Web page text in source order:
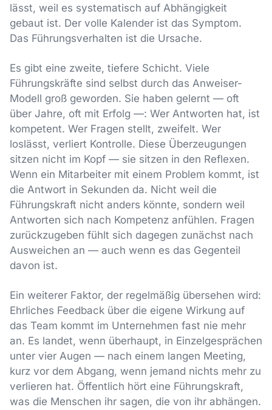
lässt, weil es systematisch auf Abhängigkeit
gebaut ist. Der volle Kalender ist das Symptom.
Das Führungsverhalten ist die Ursache.
Es gibt eine zweite, tiefere Schicht. Viele
Führungskräfte sind selbst durch das Anweiser-
Modell groß geworden. Sie haben gelernt — oft
über Jahre, oft mit Erfolg —: Wer Antworten hat, ist
kompetent. Wer Fragen stellt, zweifelt. Wer
loslässt, verliert Kontrolle. Diese Überzeugungen
sitzen nicht im Kopf — sie sitzen in den Reflexen.
Wenn ein Mitarbeiter mit einem Problem kommt, ist
die Antwort in Sekunden da. Nicht weil die
Führungskraft nicht anders könnte, sondern weil
Antworten sich nach Kompetenz anfühlen. Fragen
zurückzugeben fühlt sich dagegen zunächst nach
Ausweichen an — auch wenn es das Gegenteil
davon ist.
Ein weiterer Faktor, der regelmäßig übersehen wird:
Ehrliches Feedback über die eigene Wirkung auf
das Team kommt im Unternehmen fast nie mehr
an. Es landet, wenn überhaupt, in Einzelgesprächen
unter vier Augen — nach einem langen Meeting,
kurz vor dem Abgang, wenn jemand nichts mehr zu
verlieren hat. Öffentlich hört eine Führungskraft,
was die Menschen ihr sagen, die von ihr abhängen.